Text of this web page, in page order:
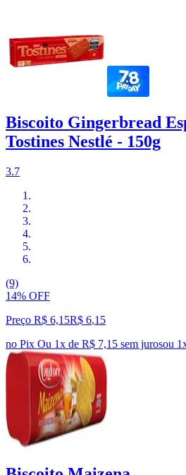
Biscoito Gingerbread
Tostines Nestlé - 150g
3.7
(9)
14% OFF
Preço R$ 6,15R$ 6,15
no Pix Ou 1x de R$ 7,15 sem jurosou 1